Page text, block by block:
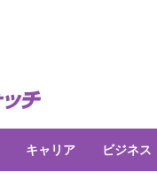
キャリア ビジネス